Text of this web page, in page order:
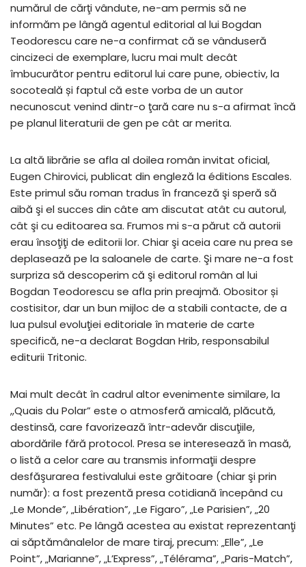
numărul de cărţi vândute, ne-am permis să ne
informăm pe lângă agentul editorial al lui Bogdan
Teodorescu care ne-a confirmat că se vânduseră
cincizeci de exemplare, lucru mai mult decât
îmbucurător pentru editorul lui care pune, obiectiv, la
socoteală și faptul că este vorba de un autor
necunoscut venind dintr-o ţară care nu s-a afirmat încă
pe planul literaturii de gen pe cât ar merita.
La altă librărie se afla al doilea român invitat oficial,
Eugen Chirovici, publicat din engleză la éditions Escales.
Este primul său roman tradus în franceză şi speră să
aibă şi el succes din câte am discutat atât cu autorul,
cât şi cu editoarea sa. Frumos mi s-a părut că autorii
erau însoţiţi de editorii lor. Chiar şi aceia care nu prea se
deplasează pe la saloanele de carte. Şi mare ne-a fost
surpriza să descoperim că şi editorul român al lui
Bogdan Teodorescu se afla prin preajmă. Obositor și
costisitor, dar un bun mijloc de a stabili contacte, de a
lua pulsul evoluţiei editoriale în materie de carte
specifică, ne-a declarat Bogdan Hrib, responsabilul
editurii Tritonic.
Mai mult decât în cadrul altor evenimente similare, la
,,Quais du Polar” este o atmosferă amicală, plăcută,
destinsă, care favorizează într-adevăr discuţiile,
abordările fără protocol. Presa se interesează în masă,
o listă a celor care au transmis informaţii despre
desfăşurarea festivalului este grăitoare (chiar şi prin
număr): a fost prezentă presa cotidiană începând cu
„Le Monde”, „Libération”, „Le Figaro”, „Le Parisien”, „20
Minutes” etc. Pe lângă acestea au existat reprezentanţi
ai săptămânalelor de mare tiraj, precum: „Elle”, „Le
Point”, „Marianne”, „L’Express”, „Télérama”, „Paris-Match”,